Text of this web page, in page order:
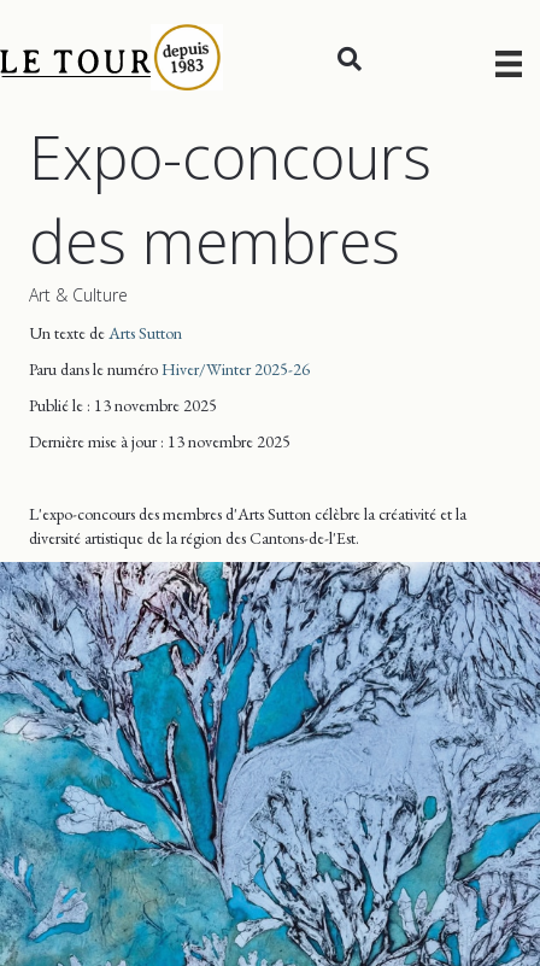
Expo-concours
des membres
Art & Culture
Un texte deArts Sutton
Paru dans le numéroHiver/Winter 2025-26
Publié le : 13 novembre 2025
Dernière mise à jour: 13 novembre 2025
L'expo-concours des membres d'Arts Sutton célèbre la créativité et la
diversité artistique de la région des Cantons-de-l'Est.